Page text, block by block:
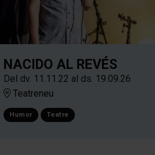
NACIDO AL REVÉS
Del dv. 11.11.22 al ds. 19.09.26
Teatreneu
Humor Teatre